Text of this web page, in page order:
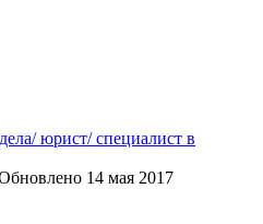
юрист/ специалист в
14 мая 2017